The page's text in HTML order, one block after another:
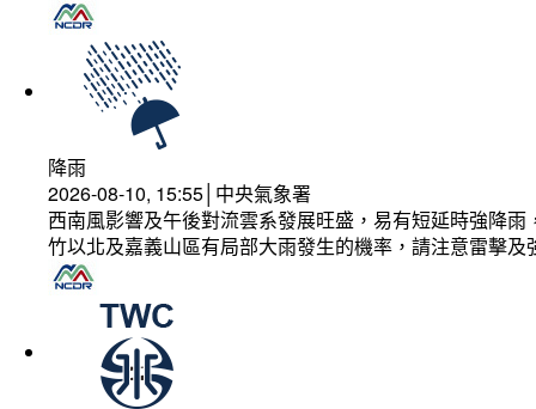
降雨
2026-08-10, 15:55│中央氣象署
西南風影響及午後對流雲系發展旺盛，易有短延時強降
竹以北及嘉義山區有局部大雨發生的機率，請注意雷擊